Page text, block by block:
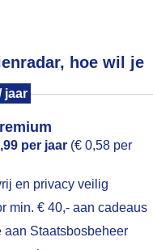
hoe wil je
jaar
per jaar (€ 0,58 per
en privacy veilig
min. € 40,- aan cadeaus
aan Staatsbosbeheer
Weerzine
gebruiken voor
het weer?